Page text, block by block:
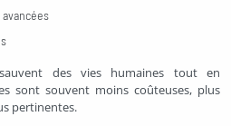
des vies humaines tout en
sont souvent moins coûteuses, plus
pertinentes.